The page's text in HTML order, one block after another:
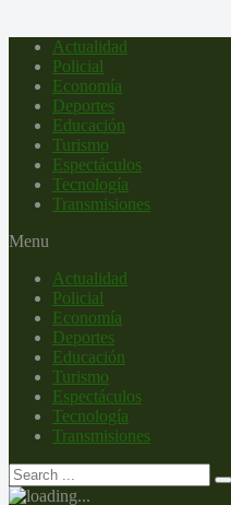
Actualidad
Policial
Economía
Deportes
Educación
Turismo
Espectáculos
Tecnología
Transmisiones
Menu
Actualidad
Policial
Economía
Deportes
Educación
Turismo
Espectáculos
Tecnología
Transmisiones